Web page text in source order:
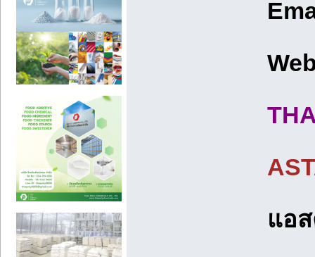
แอ